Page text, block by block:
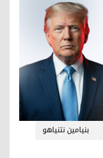
بنيامين نتنياهو